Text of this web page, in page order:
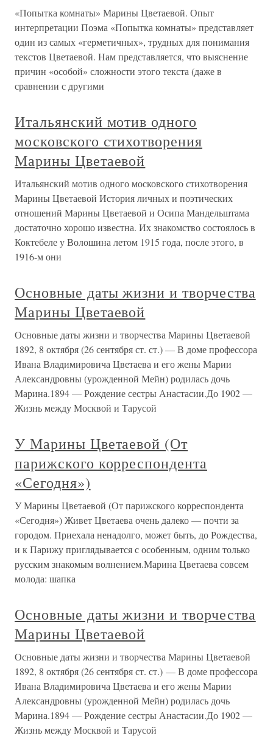
«Попытка комнаты» Марины Цветаевой. Опыт
интерпретации Поэма «Попытка комнаты» представляет
один из самых «герметичных», трудных для понимания
текстов Цветаевой. Нам представляется, что выяснение
причин «особой» сложности этого текста (даже в
сравнении с другими
Итальянский мотив одного
московского стихотворения
Марины Цветаевой
Итальянский мотив одного московского стихотворения
Марины Цветаевой История личных и поэтических
отношений Марины Цветаевой и Осипа Мандельштама
достаточно хорошо известна. Их знакомство состоялось в
Коктебеле у Волошина летом 1915 года, после этого, в
1916-м они
Основные даты жизни и творчества
Марины Цветаевой
Основные даты жизни и творчества Марины Цветаевой
1892, 8 октября (26 сентября ст. ст.) — В доме профессора
Ивана Владимировича Цветаева и его жены Марии
Александровны (урожденной Мейн) родилась дочь
Марина.1894 — Рождение сестры Анастасии.До 1902 —
Жизнь между Москвой и Тарусой
У Марины Цветаевой (От
парижского корреспондента
«Сегодня»)
У Марины Цветаевой (От парижского корреспондента
«Сегодня») Живет Цветаева очень далеко — почти за
городом. Приехала ненадолго, может быть, до Рождества,
и к Парижу приглядывается с особенным, одним только
русским знакомым волнением.Марина Цветаева совсем
молода: шапка
Основные даты жизни и творчества
Марины Цветаевой
Основные даты жизни и творчества Марины Цветаевой
1892, 8 октября (26 сентября ст. ст.) — В доме профессора
Ивана Владимировича Цветаева и его жены Марии
Александровны (урожденной Мейн) родилась дочь
Марина.1894 — Рождение сестры Анастасии.До 1902 —
Жизнь между Москвой и Тарусой